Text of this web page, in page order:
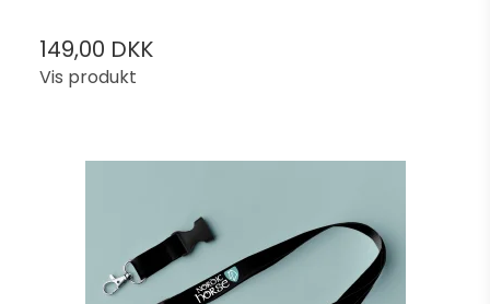
149,00 DKK
Vis produkt